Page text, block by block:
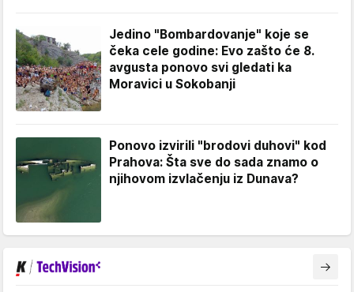
Jedino "Bombardovanje" koje se
čeka cele godine: Evo zašto će 8.
avgusta ponovo svi gledati ka
Moravici u Sokobanji
Ponovo izvirili "brodovi duhovi" kod
Prahova: Šta sve do sada znamo o
njihovom izvlačenju iz Dunava?